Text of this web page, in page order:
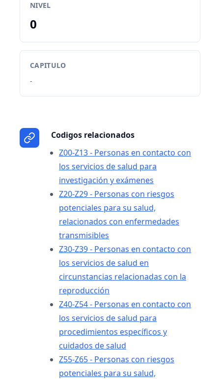
NIVEL
0
CAPITULO
-
Codigos relacionados
Z00-Z13 - Personas en contacto con
los servicios de salud para
investigación y exámenes
Z20-Z29 - Personas con riesgos
potenciales para su salud,
relacionados con enfermedades
transmisibles
Z30-Z39 - Personas en contacto con
los servicios de salud en
circunstancias relacionadas con la
reproducción
Z40-Z54 - Personas en contacto con
los servicios de salud para
procedimientos específicos y
cuidados de salud
Z55-Z65 - Personas con riesgos
potenciales para su salud,